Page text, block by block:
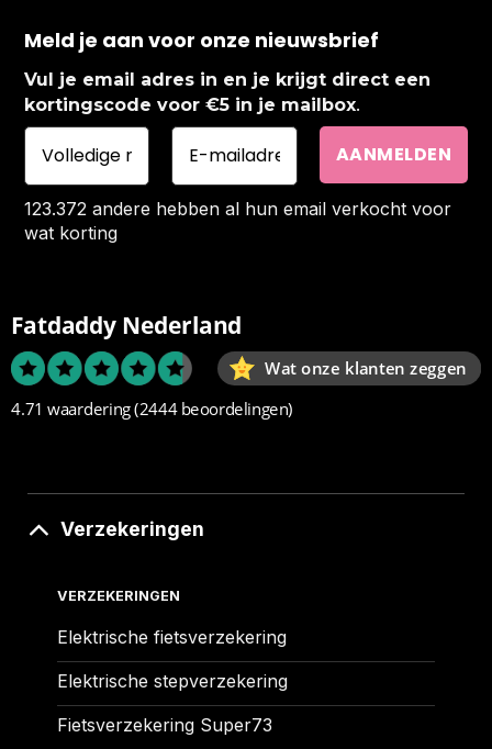
Meld je aan voor onze nieuwsbrief
Vul je email adres in en je krijgt direct een
kortingscode voor €5 in je mailbox.
123.372 andere hebben al hun email verkocht voor
wat korting
Fatdaddy Nederland
Wat onze klanten zeggen
4.71 waardering(2444 beoordelingen)
Verzekeringen
VERZEKERINGEN
Elektrische fietsverzekering
Elektrische stepverzekering
Fietsverzekering Super73